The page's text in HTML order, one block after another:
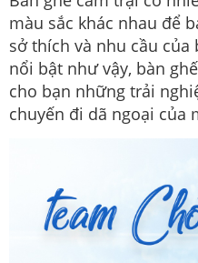
màu sắc khác nhau để
sở thích và nhu cầu
nổi bật như vậy, bàn
cho bạn những trải
chuyến đi dã ngoại của